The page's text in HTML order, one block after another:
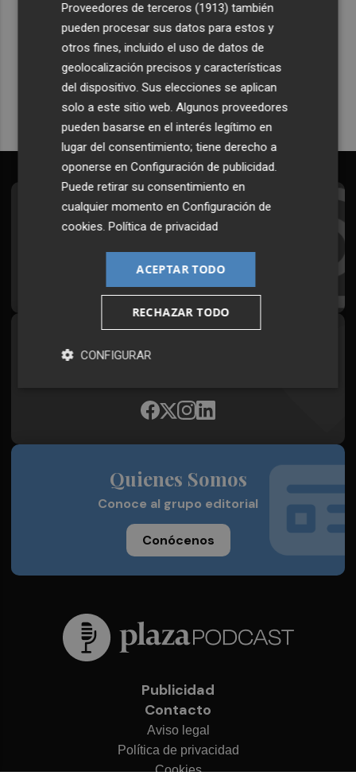
Recibe toda la actualidad de
Plaza Podcast en tu correo
Quiero suscribirme
Suscríbete al Boletín
¡Quiero suscribirme!
Síguenos en redes
Quienes Somos
Conoce al grupo editorial
Conócenos
Publicidad
Contacto
Aviso legal
Política de privacidad
Cookies
Proveedores de terceros (1913) también
pueden procesar sus datos para estos y
otros fines, incluido el uso de datos de
geolocalización precisos y características
del dispositivo. Sus elecciones se aplican
solo a este sitio web. Algunos proveedores
pueden basarse en el interés legítimo en
lugar del consentimiento; tiene derecho a
oponerse enConfiguración de publicidad.
Puede retirar su consentimiento en
cualquier momento enConfiguración de
cookies.Política de privacidad
ACEPTAR TODO
RECHAZAR TODO
CONFIGURAR